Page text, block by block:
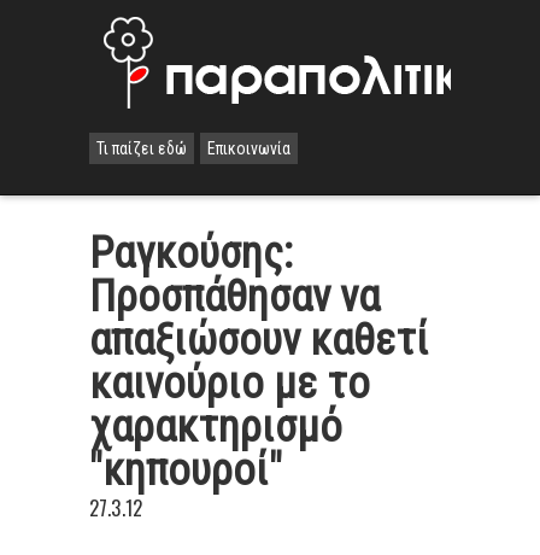
Τι παίζει εδώ Επικοινωνία
Ραγκούσης:
Προσπάθησαν να
απαξιώσουν καθετί
καινούριο με το
χαρακτηρισμό
"κηπουροί"
27.3.12